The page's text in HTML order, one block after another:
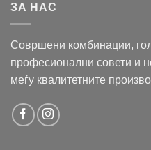
ЗА НАС
Совршени комбинации,
професионални совети и
меѓу квалитетните